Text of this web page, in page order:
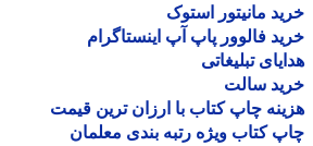
مانیتور استوک
فالوور پاپ آپ اینستاگرام
تبلیغاتی
سالت
چاپ کتاب با ارزان ترین قیمت
کتاب ویژه رتبه بندی معلمان